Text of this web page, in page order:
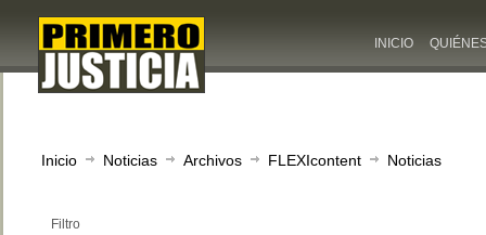
INICIO
Inicio Noticias Archivos FLEXIcontent Noticias
Filtro